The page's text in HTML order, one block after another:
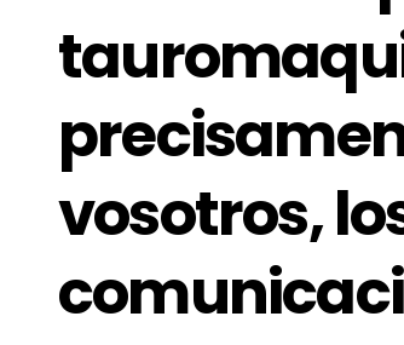
vosotros,